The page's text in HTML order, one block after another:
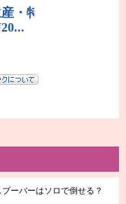
ーバーはソロで倒せる？